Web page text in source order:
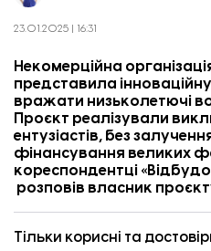
23.01.2025 | 16:31
Некомерційна
представила
вражати низьколетючі
Проєкт реалізували
ентузіастів, без
фінансування великих
кореспондентці «
розповів власник
Тільки корисні та